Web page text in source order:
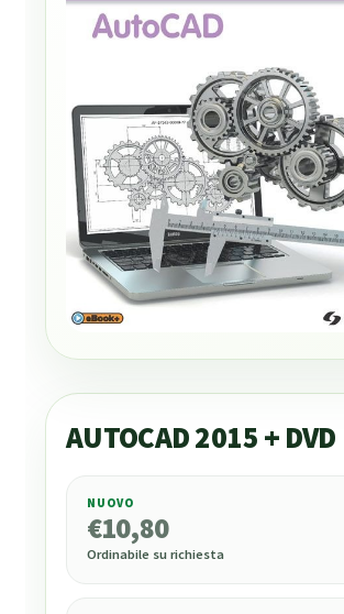
AUTOCAD 2015 + DVD
10,80
NUOVO
€10,80
Ordinabile su richiesta